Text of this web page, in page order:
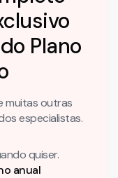
Plano
muitas outras
especialistas.
quiser.
anual